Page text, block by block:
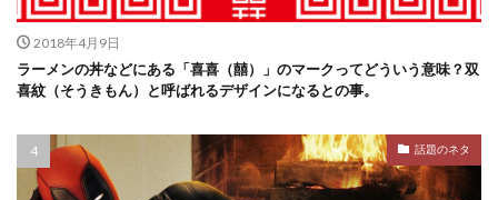
2018年4月9日
ラーメンの丼などにある「喜喜（囍）」のマークってどういう意味？双
喜紋（そうきもん）と呼ばれるデザインになるとの事。
話題のネタ